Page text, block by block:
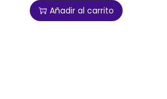
Añadir al carrito